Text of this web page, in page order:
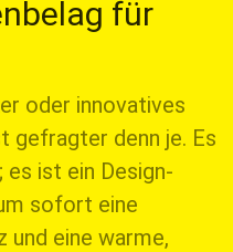
für
oder innovatives
denn je. Es
es ist ein Design-
sofort eine
und eine warme,